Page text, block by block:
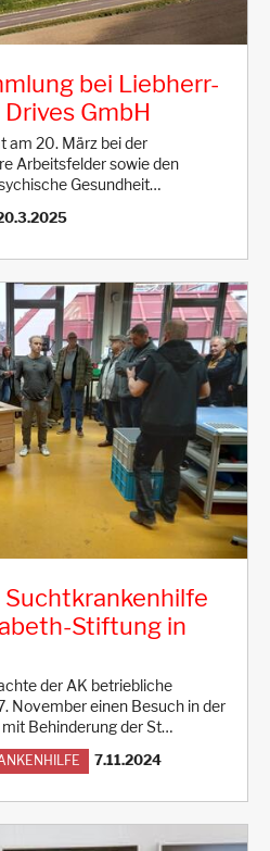
bei Liebherr-
GmbH
am 20. März bei der
Arbeitsfelder sowie den
Gesundheit…
Stiftung in
der AK betriebliche
November einen Besuch in der
Behinderung der St…
7.11.2024